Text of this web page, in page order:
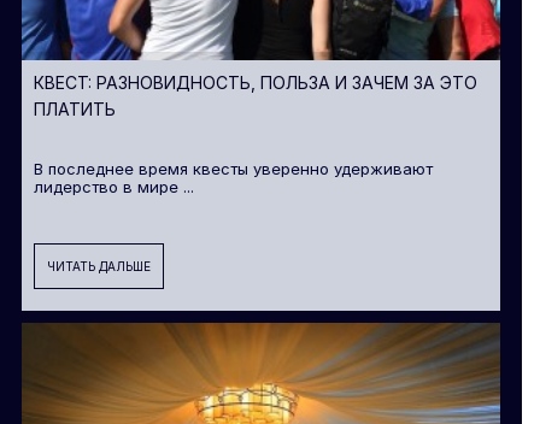
КВЕСТ: РАЗНОВИДНОСТЬ, ПОЛЬЗА И ЗАЧЕМ ЗА ЭТО
ПЛАТИТЬ
В последнее время квесты уверенно удерживают
лидерство в мире ...
ЧИТАТЬ ДАЛЬШЕ